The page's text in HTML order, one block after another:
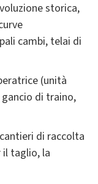
storica,
cambi, telai di
(unità
di traino,
di raccolta
il taglio, la